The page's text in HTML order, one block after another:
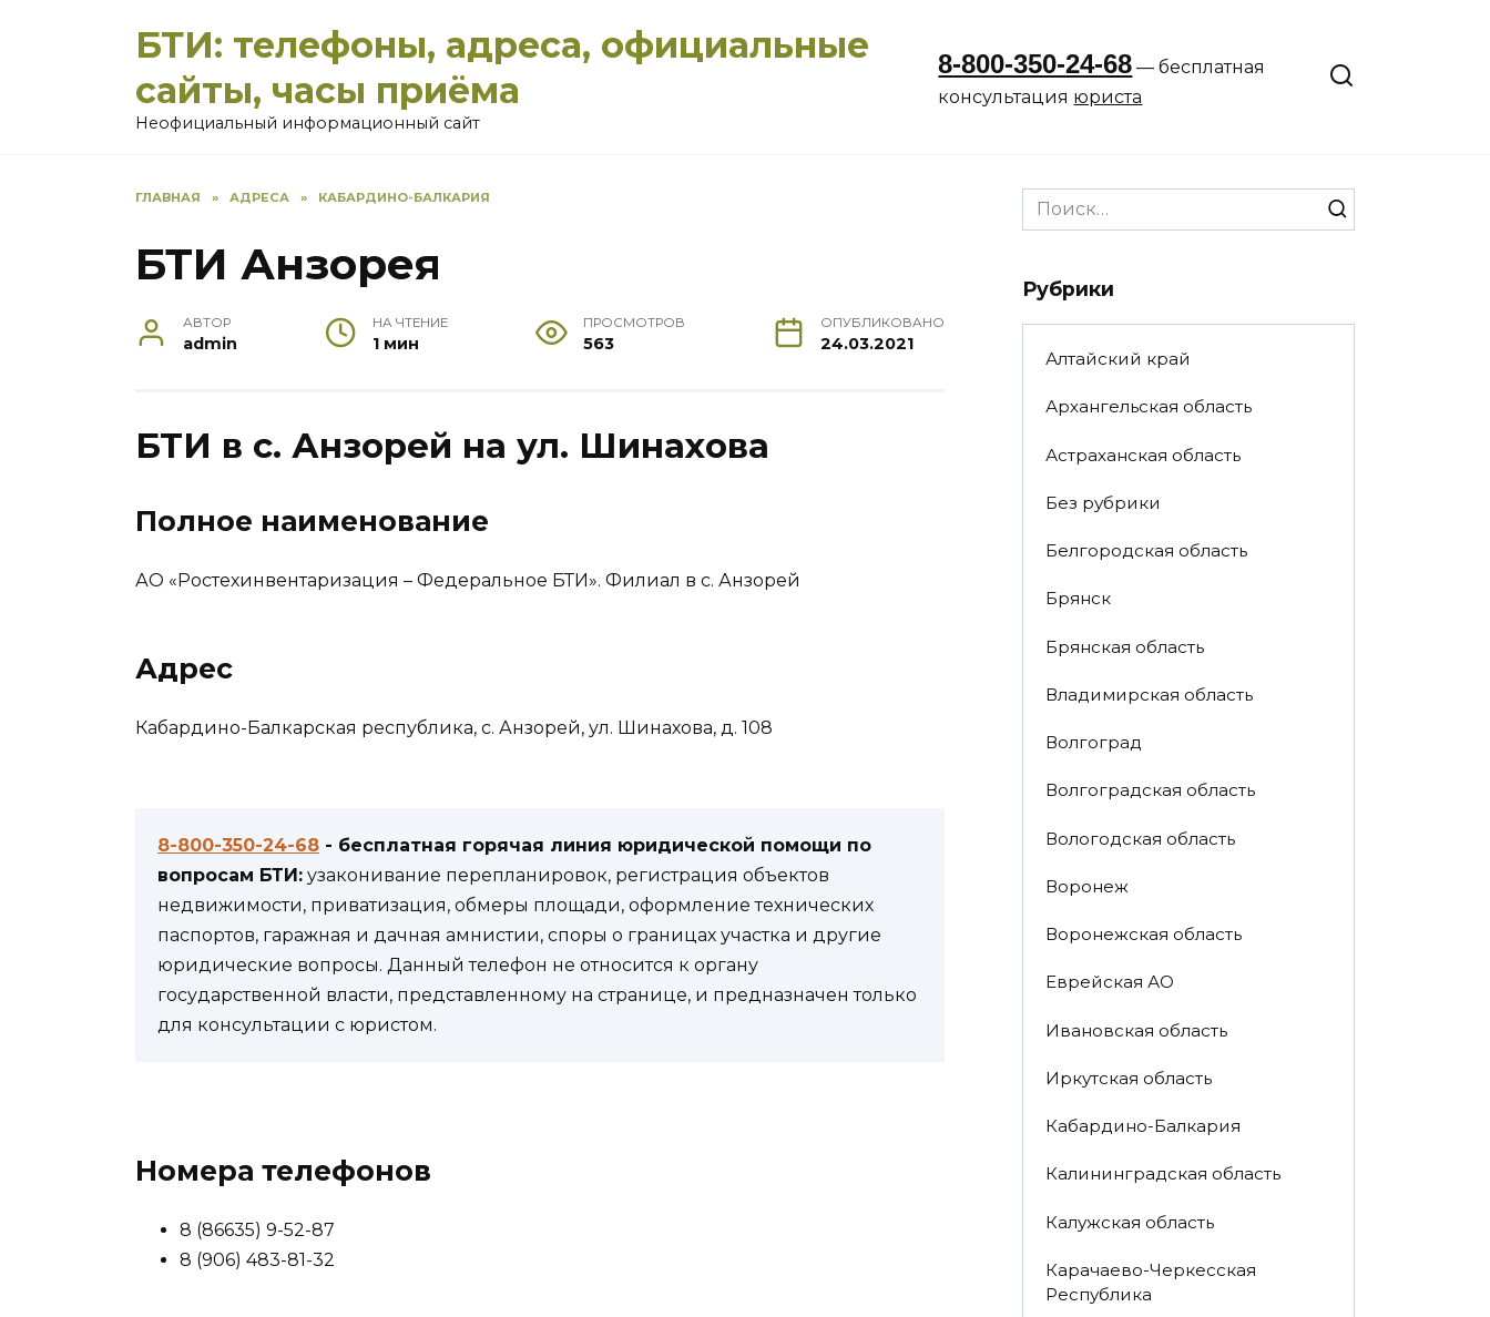
БТИ: телефоны, адреса, официальные
сайты, часы приёма
Неофициальный информационный сайт
8-800-350-24-68 — бесплатная
консультация юриста
ГЛАВНАЯ » АДРЕСА » КАБАРДИНО-БАЛКАРИЯ
БТИ Анзорея
АВТОР
admin
НА ЧТЕНИЕ
1 мин
ПРОСМОТРОВ
563
ОПУБЛИКОВАНО
24.03.2021
БТИ в с. Анзорей на ул. Шинахова
Полное наименование
АО «Ростехинвентаризация – Федеральное БТИ». Филиал в с. Анзорей
Адрес
Кабардино-Балкарская республика, с. Анзорей, ул. Шинахова, д. 108
8-800-350-24-68 - бесплатная горячая линия юридической помощи по
вопросам БТИ: узаконивание перепланировок, регистрация объектов
недвижимости, приватизация, обмеры площади, оформление технических
паспортов, гаражная и дачная амнистии, споры о границах участка и другие
юридические вопросы. Данный телефон не относится к органу
государственной власти, представленному на странице, и предназначен только
для консультации с юристом.
Номера телефонов
8 (86635) 9-52-87
8 (906) 483-81-32
Search
for:
Рубрики
Алтайский край
Архангельская область
Астраханская область
Без рубрики
Белгородская область
Брянск
Брянская область
Владимирская область
Волгоград
Волгоградская область
Вологодская область
Воронеж
Воронежская область
Еврейская АО
Ивановская область
Иркутская область
Кабардино-Балкария
Калининградская область
Калужская область
Карачаево-Черкесская
Республика